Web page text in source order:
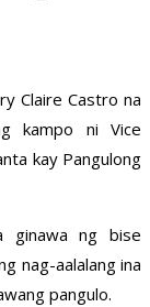
Claire Castro na
kampo ni Vice
kay Pangulong
ginawa ng bise
nag-aalalang ina
pangulo.